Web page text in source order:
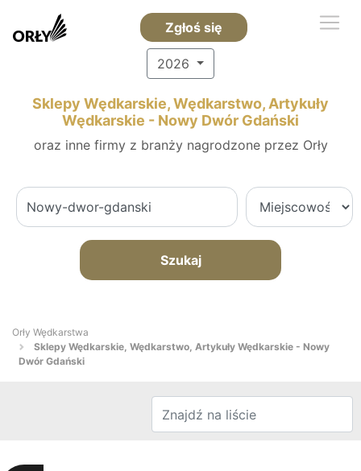
Zgłoś się
2026
Sklepy Wędkarskie, Wędkarstwo, Artykuły
Wędkarskie - Nowy Dwór Gdański
oraz inne firmy z branży nagrodzone przez Orły
Szukaj
Orły Wędkarstwa
Sklepy Wędkarskie, Wędkarstwo, Artykuły Wędkarskie - Nowy
Dwór Gdański